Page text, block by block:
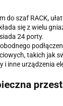
do szaf RACK,
się z wielu
24 porty.
takich jak
i inne urządzenia